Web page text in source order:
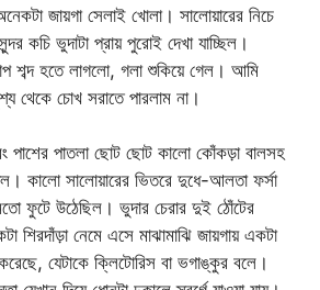
জায়গা সেলাই খোলা। সালোয়ারের নিচে
কচি ভুদাটা প্রায় পুরোই দেখা যাচ্ছিল।
শব্দ হতে লাগলো, গলা শুকিয়ে গেল। আমি
থেকে চোখ সরাতে পারলাম না।
পাশের পাতলা ছোট ছোট কালো কোঁকড়া বালসহ
কালো সালোয়ারের ভিতরে দুধে-আলতা ফর্সা
ফুটে উঠেছিল। ভুদার চেরার দুই ঠোঁটের
শিরদাঁড়া নেমে এসে মাঝামাঝি জায়গায় একটা
যেটাকে ক্লিটোরিস বা ভগাঙ্কুর বলে।